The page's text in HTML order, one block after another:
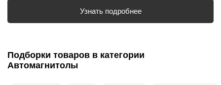
Узнать подробнее
Подборки товаров в категории
Автомагнитолы